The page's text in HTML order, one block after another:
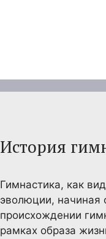
История
Гимнастика, как
эволюции, начиная
происхождении
рамках образа